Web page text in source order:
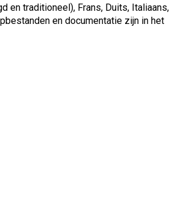
en traditioneel), Frans, Duits, Italiaans,
en documentatie zijn in het